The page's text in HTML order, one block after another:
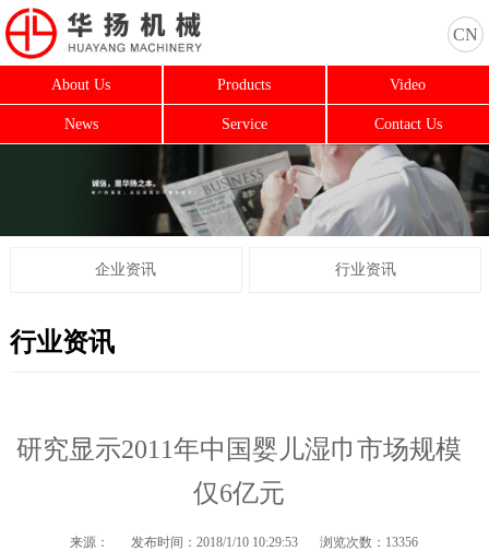
CN
About Us Products Video
News Service Contact Us
企业资讯 行业资讯
行业资讯
研究显示2011年中国婴儿湿巾市场规模
仅6亿元
来源： 发布时间：2018/1/10 10:29:53 浏览次数：13356